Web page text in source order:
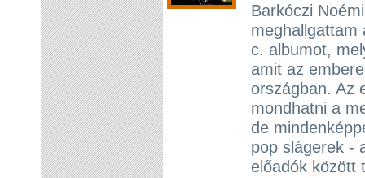
Barkóczi
meghallgattam
c. albumot,
amit az
országban. Az
mondhatni a
de
pop slágerek -
előadók között